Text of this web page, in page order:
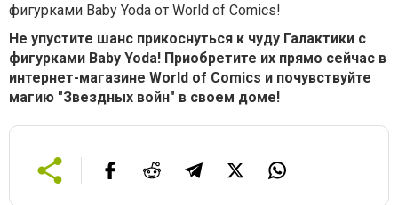
фигурками Baby Yoda от World of Comics!
Не упустите шанс прикоснуться к чуду Галактики с
фигурками Baby Yoda! Приобретите их прямо сейчас в
интернет-магазине World of Comics и почувствуйте
магию "Звездных войн" в своем доме!